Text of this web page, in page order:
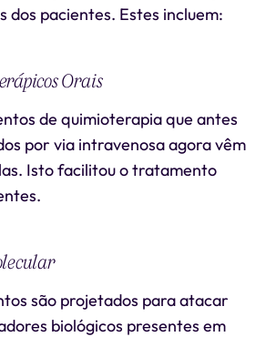
dos pacientes. Estes incluem:
Orais
de quimioterapia que antes
por via intravenosa agora vêm
Isto facilitou o tratamento
são projetados para atacar
biológicos presentes em